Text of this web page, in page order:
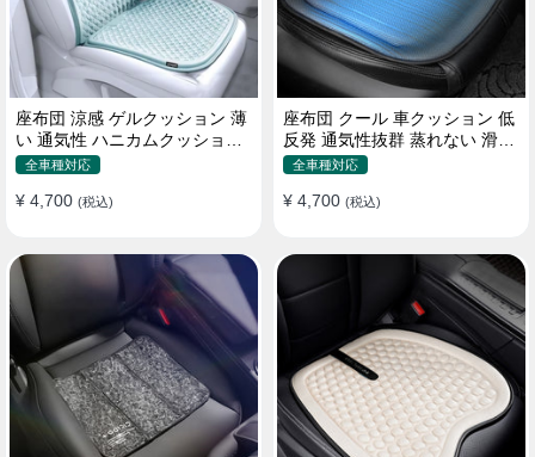
座布団 涼感 ゲルクッション 薄
い 通気性 ハニカムクッション
四季通用 おすすめ
全車種対応
¥ 4,700 (税込)
座布団 クール 車クッション 低
反発 通気性抜群 蒸れない 滑り
止め おすすめ
全車種対応
¥ 4,700 (税込)